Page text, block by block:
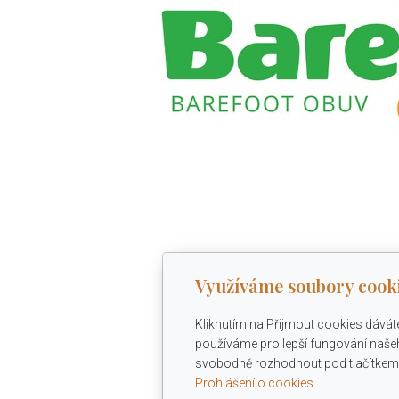
Využíváme soubory
Kliknutím na Přijmout cookies
používáme pro lepší fungování
svobodně rozhodnout pod
Prohlášení o cookies.